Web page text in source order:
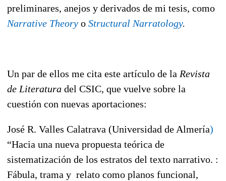
preliminares, anejos y derivados de mi tesis, como
Narrative Theory o Structural Narratology.
Un par de ellos me cita este artículo de la Revista
de Literatura del CSIC, que vuelve sobre la
cuestión con nuevas aportaciones:
José R. Valles Calatrava (Universidad de Almería)
“Hacia una nueva propuesta teórica de
sistematización de los estratos del texto narrativo. :
Fábula, trama y relato como planos funcional,